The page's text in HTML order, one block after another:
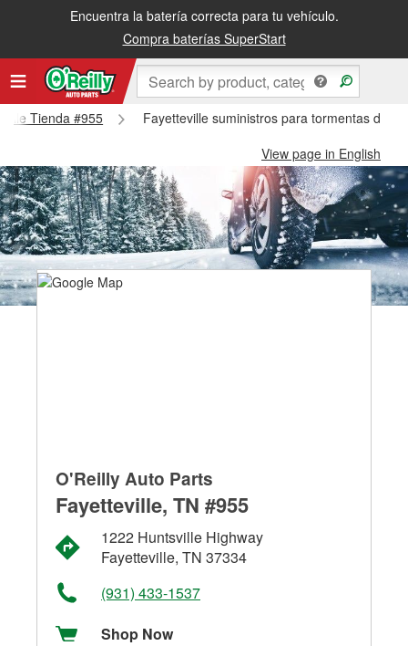
Encuentra la batería correcta para tu vehículo.
Compra baterías SuperStart
Tienda #955
Fayetteville suministros para tormentas de
View page in English
O'Reilly Auto Parts
Fayetteville, TN #955
1222 Huntsville Highway
Fayetteville, TN 37334
(931) 433-1537
Shop Now